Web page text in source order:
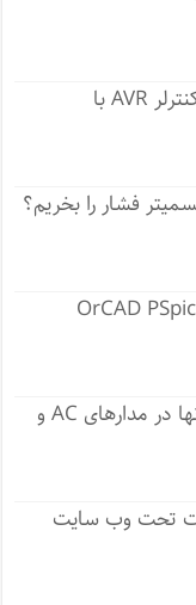
دانلود کتاب 11 پروژه میکروکنترلر AVR با
فشار را بخریم؟
انواع اپتوکوپلر و کاربردهای آنها در مدارهای AC و
تحت وب سایت